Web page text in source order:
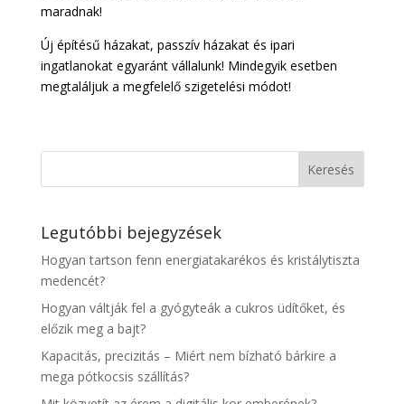
maradnak!
Új építésű házakat, passzív házakat és ipari
ingatlanokat egyaránt vállalunk! Mindegyik esetben
megtaláljuk a megfelelő szigetelési módot!
Legutóbbi bejegyzések
Hogyan tartson fenn energiatakarékos és kristálytiszta
medencét?
Hogyan váltják fel a gyógyteák a cukros üdítőket, és
előzik meg a bajt?
Kapacitás, precizitás – Miért nem bízható bárkire a
mega pótkocsis szállítás?